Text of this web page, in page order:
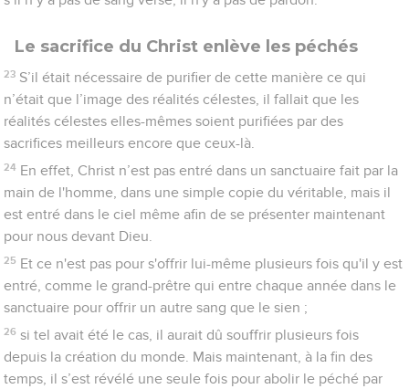
rendus saints par l'offrande du corps de Jésus-Christ une fois
Tout prêtre se tient chaque jour debout pour faire le service
et offrir fréquemment les mêmes sacrifices, qui ne peuvent
jamais enlever les péchés,
péchés, s'est assis pour toujours à la droite de Dieu.
Il attend désormais que ses ennemis soient réduits à lui
servir de marchepied.
En effet, par une seule offrande il a conduit à la perfection
pour toujours ceux qu’il rend saints.
15 C'est ce que le Saint-Esprit nous atteste aussi, car après
avoir dit :
16 Voici l'alliance que je ferai avec eux après ces jours-là, dit le
Seigneur : je mettrai mes lois dans leur cœur et je les écrirai